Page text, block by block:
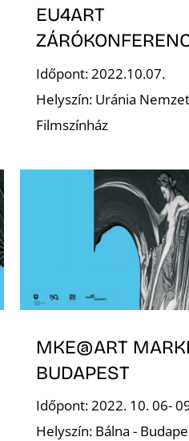
EU4ART
Időpont: 2022.10.07.
Helyszín: Uránia
Filmszínház
MKE@ART
BUDAPEST
Időpont: 2022. 10. 06-
Helyszín: Bálna -